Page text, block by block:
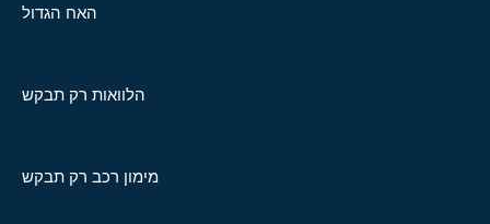
האח הגדול
הלוואות רק תבקש
מימון רכב רק תבקש